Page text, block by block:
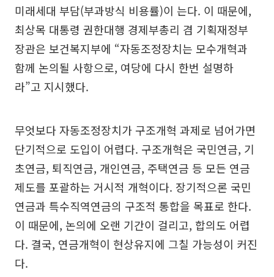
미래세대 부담(부과방식 비용률)이 는다. 이 때문에,
최상목 대통령 권한대행 경제부총리 겸 기획재정부
장관은 보건복지부에 “자동조정장치는 모수개혁과
함께 논의될 사항으로, 여당에 다시 한번 설명하
라”고 지시했다.
무엇보다 자동조정장치가 구조개혁 과제로 넘어가면
단기적으로 도입이 어렵다. 구조개혁은 국민연금, 기
초연금, 퇴직연금, 개인연금, 주택연금 등 모든 연금
제도를 포괄하는 거시적 개혁이다. 장기적으론 국민
연금과 특수직역연금의 구조적 통합을 목표로 한다.
이 때문에, 논의에 오랜 기간이 걸리고, 합의도 어렵
다. 결국, 연금개혁이 현상유지에 그칠 가능성이 커진
다.